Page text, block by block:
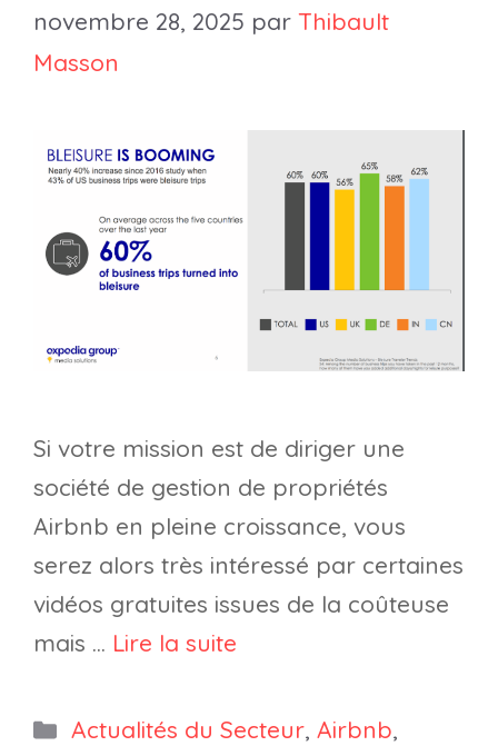
novembre 28, 2025 par Thibault
Masson
Si votre mission est de diriger une
société de gestion de propriétés
Airbnb en pleine croissance, vous
serez alors très intéressé par certaines
vidéos gratuites issues de la coûteuse
mais … Lire la suite
Catégories
Actualités du Secteur, Airbnb,